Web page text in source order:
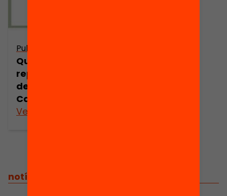
Publicació
Quins són els
reptes de futur
de l’educació a
Catalunya?
Veure’n més
notícies relacionades